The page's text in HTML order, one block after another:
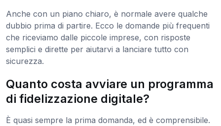
Anche con un piano chiaro, è normale avere qualche
dubbio prima di partire. Ecco le domande più frequenti
che riceviamo dalle piccole imprese, con risposte
semplici e dirette per aiutarvi a lanciare tutto con
sicurezza.
Quanto costa avviare un programma
di fidelizzazione digitale?
È quasi sempre la prima domanda, ed è comprensibile.